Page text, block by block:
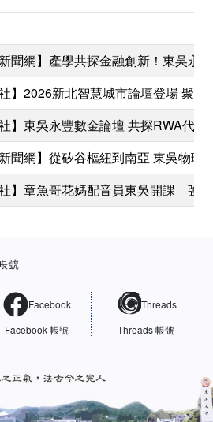
新聞網】產學共探金融創新！東吳
社】2026新北智慧城市論壇登場 聚
社】東吳永豐數金論壇 共探RWA代幣
新聞網】從矽谷樞紐到南亞 東吳物理
社】章魚哥花媽配音員東吳開課 強
號
Facebook
Facebook 帳號
Threads
Threads 帳號